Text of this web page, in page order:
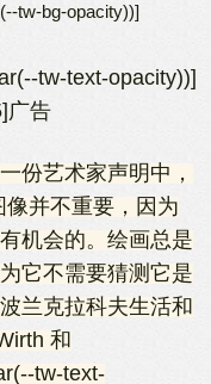
tw-bg-opacity))]
tw-text-opacity))]
广告
份艺术家声明中，
像并不重要，因为
机会的。绘画总是
它不需要猜测它是
兰克拉科夫生活和
和
tw-text-